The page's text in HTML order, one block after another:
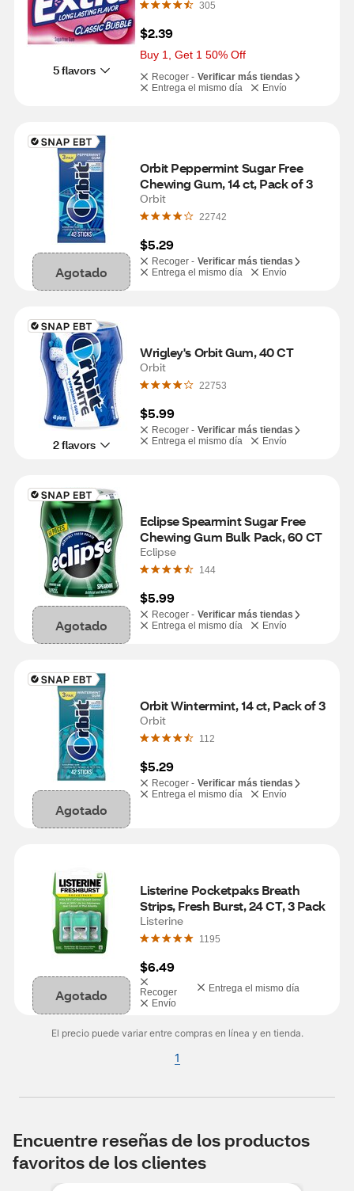
5 flavors
305
$2.39
Buy 1, Get 1 50% Off
Recoger - Verificar más tiendas
Entrega el mismo día
Envío
Agotado
Orbit Peppermint Sugar Free
Chewing Gum, 14 ct, Pack of 3
Orbit
22742
$5.29
Recoger - Verificar más tiendas
Entrega el mismo día
Envío
2 flavors
Wrigley's Orbit Gum, 40 CT
Orbit
22753
$5.99
Recoger - Verificar más tiendas
Entrega el mismo día
Envío
Agotado
Eclipse Spearmint Sugar Free
Chewing Gum Bulk Pack, 60 CT
Eclipse
144
$5.99
Recoger - Verificar más tiendas
Entrega el mismo día
Envío
Agotado
Orbit Wintermint, 14 ct, Pack of 3
Orbit
112
$5.29
Recoger - Verificar más tiendas
Entrega el mismo día
Envío
Agotado
Listerine Pocketpaks Breath
Strips, Fresh Burst, 24 CT, 3 Pack
Listerine
1195
$6.49
Recoger
Entrega el mismo día
Envío
El precio puede variar entre compras en línea y en tienda.
1
Encuentre reseñas de los productos
favoritos de los clientes